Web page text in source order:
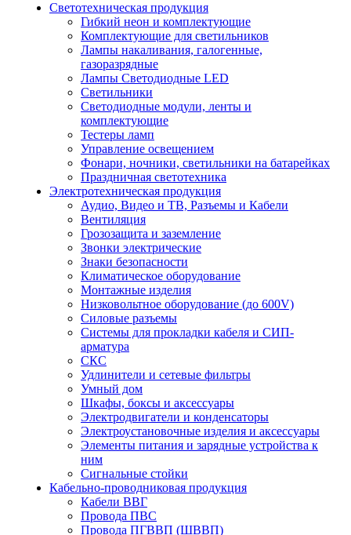
Светотехническая продукция
Гибкий неон и комплектующие
Комплектующие для светильников
Лампы накаливания, галогенные,
газоразрядные
Лампы Светодиодные LED
Светильники
Светодиодные модули, ленты и
комплектующие
Тестеры ламп
Управление освещением
Фонари, ночники, светильники на батарейках
Праздничная светотехника
Электротехническая продукция
Аудио, Видео и ТВ, Разъемы и Кабели
Вентиляция
Грозозащита и заземление
Звонки электрические
Знаки безопасности
Климатическое оборудование
Монтажные изделия
Низковольтное оборудование (до 600V)
Силовые разъемы
Системы для прокладки кабеля и СИП-
арматура
СКС
Удлинители и сетевые фильтры
Умный дом
Шкафы, боксы и аксессуары
Электродвигатели и конденсаторы
Электроустановочные изделия и аксессуары
Элементы питания и зарядные устройства к
ним
Сигнальные стойки
Кабельно-проводниковая продукция
Кабели ВВГ
Провода ПВС
Провода ПГВВП (ШВВП)